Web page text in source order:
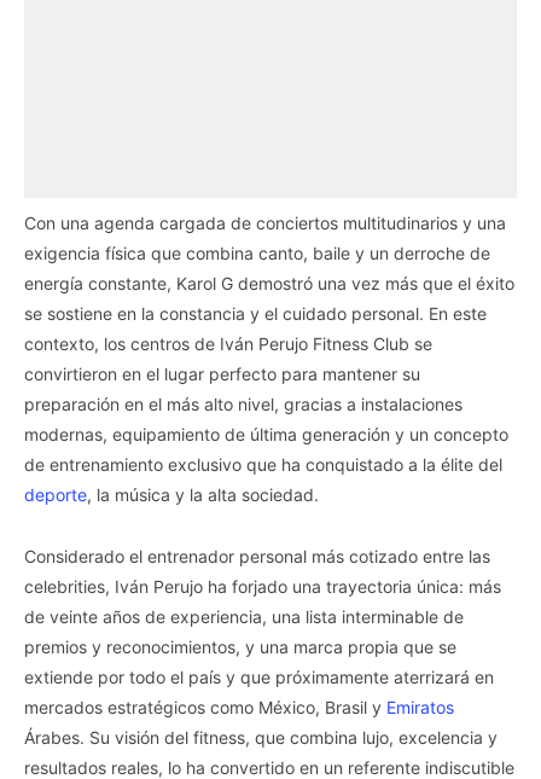
Con una agenda cargada de conciertos multitudinarios y una
exigencia física que combina canto, baile y un derroche de
energía constante, Karol G demostró una vez más que el éxito
se sostiene en la constancia y el cuidado personal. En este
contexto, los centros de Iván Perujo Fitness Club se
convirtieron en el lugar perfecto para mantener su
preparación en el más alto nivel, gracias a instalaciones
modernas, equipamiento de última generación y un concepto
de entrenamiento exclusivo que ha conquistado a la élite del
deporte, la música y la alta sociedad.
Considerado el entrenador personal más cotizado entre las
celebrities, Iván Perujo ha forjado una trayectoria única: más
de veinte años de experiencia, una lista interminable de
premios y reconocimientos, y una marca propia que se
extiende por todo el país y que próximamente aterrizará en
mercados estratégicos como México, Brasil y Emiratos
Árabes. Su visión del fitness, que combina lujo, excelencia y
resultados reales, lo ha convertido en un referente indiscutible